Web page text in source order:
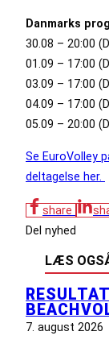
Danmarks
30.08 – 20:00
01.09 – 17:00
03.09 – 17:00
04.09 – 17:00
05.09 – 20:00
Se EuroVolley
deltagelse her.
share
Del nyhed
LÆS
7. august 2026